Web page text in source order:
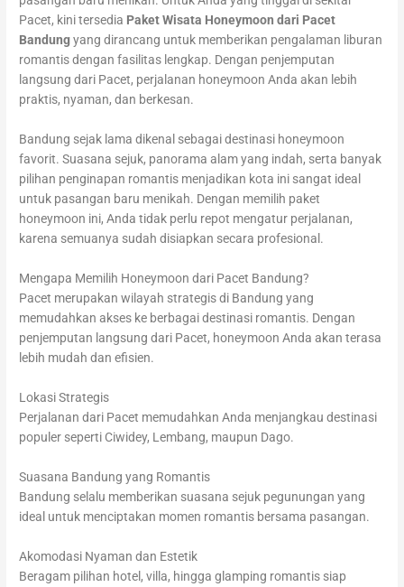
Pacet, kini tersedia Paket Wisata Honeymoon dari Pacet
Bandungyang dirancang untuk memberikan pengalaman liburan
romantis dengan fasilitas lengkap. Dengan penjemputan
langsung dari Pacet, perjalanan honeymoon Anda akan lebih
praktis, nyaman, dan berkesan.
Bandung sejak lama dikenal sebagai destinasi honeymoon
favorit. Suasana sejuk, panorama alam yang indah, serta banyak
pilihan penginapan romantis menjadikan kota ini sangat ideal
untuk pasangan baru menikah. Dengan memilih paket
honeymoon ini, Anda tidak perlu repot mengatur perjalanan,
karena semuanya sudah disiapkan secara profesional.
Mengapa Memilih Honeymoon dari Pacet Bandung?
Pacet merupakan wilayah strategis di Bandung yang
memudahkan akses ke berbagai destinasi romantis. Dengan
penjemputan langsung dari Pacet, honeymoon Anda akan terasa
lebih mudah dan efisien.
Lokasi Strategis
Perjalanan dari Pacet memudahkan Anda menjangkau destinasi
populer seperti Ciwidey, Lembang, maupun Dago.
Suasana Bandung yang Romantis
Bandung selalu memberikan suasana sejuk pegunungan yang
ideal untuk menciptakan momen romantis bersama pasangan.
Akomodasi Nyaman dan Estetik
Beragam pilihan hotel, villa, hingga glamping romantis siap